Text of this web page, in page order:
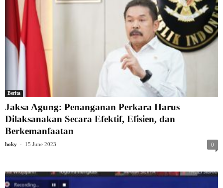
Berita
Jaksa Agung: Penanganan Perkara Harus
Dilaksanakan Secara Efektif, Efisien, dan
Berkemanfaatan
hoky - 15 June 2023 0